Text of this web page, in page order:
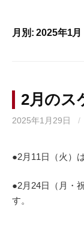
月別: 2025年1月
2月のス
2025年1月29日 /
●2月11日（火）
●2月24日（月・
す。